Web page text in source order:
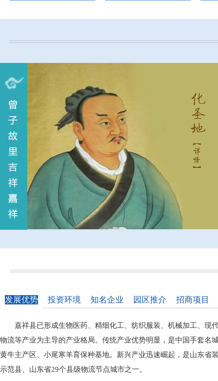
发展优势 投资环境 知名企业 园区推介 招商项目
嘉祥县已形成生物医药、精细化工、纺织服装、机械加工、现
物流等产业为主导的产业格局。传统产业优势明显，是中国手套名
黄牛主产区、小尾寒羊育保种基地。新兴产业迅速崛起，是山东省
示范县、山东省29个县级物流节点城市之一。